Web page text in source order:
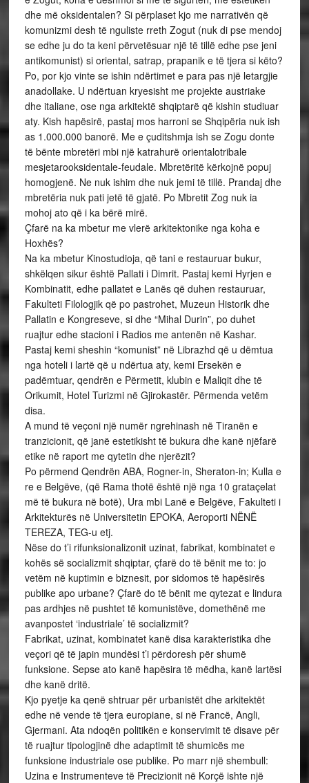
dhe më oksidentalen? Si përplaset kjo me narrativën që
komunizmi desh të nguliste rreth Zogut (nuk di pse mendoj
se edhe ju do ta keni përvetësuar një të tillë edhe pse jeni
antikomunist) si oriental, satrap, prapanik e të tjera si këto?
Po, por kjo vinte se ishin ndërtimet e para pas një letargjie
anadollake. U ndërtuan kryesisht me projekte austriake
dhe italiane, ose nga arkitektë shqiptarë që kishin studiuar
aty. Kish hapësirë, pastaj mos harroni se Shqipëria nuk ish
as 1.000.000 banorë. Me e çuditshmja ish se Zogu donte
të bënte mbretëri mbi një katrahurë orientalotribale
mesjetarooksidentale-feudale. Mbretëritë kërkojnë popuj
homogjenë. Ne nuk ishim dhe nuk jemi të tillë. Prandaj dhe
mbretëria nuk pati jetë të gjatë. Po Mbretit Zog nuk ia
mohoj ato që i ka bërë mirë.
Çfarë na ka mbetur me vlerë arkitektonike nga koha e
Hoxhës?
Na ka mbetur Kinostudioja, që tani e restauruar bukur,
shkëlqen sikur është Pallati i Dimrit. Pastaj kemi Hyrjen e
Kombinatit, edhe pallatet e Lanës që duhen restauruar,
Fakulteti Filologjik që po pastrohet, Muzeun Historik dhe
Pallatin e Kongreseve, si dhe “Mihal Durin”, po duhet
ruajtur edhe stacioni i Radios me antenën në Kashar.
Pastaj kemi sheshin “komunist” në Librazhd që u dëmtua
nga hoteli i lartë që u ndërtua aty, kemi Ersekën e
padëmtuar, qendrën e Përmetit, klubin e Maliqit dhe të
Orikumit, Hotel Turizmi në Gjirokastër. Përmenda vetëm
disa.
A mund të veçoni një numër ngrehinash në Tiranën e
tranzicionit, që janë estetikisht të bukura dhe kanë njëfarë
etike në raport me qytetin dhe njerëzit?
Po përmend Qendrën ABA, Rogner-in, Sheraton-in; Kulla e
re e Belgëve, (që Rama thotë është një nga 10 grataçelat
më të bukura në botë), Ura mbi Lanë e Belgëve, Fakulteti i
Arkitekturës në Universitetin EPOKA, Aeroporti NËNË
TEREZA, TEG-u etj.
Nëse do t’i rifunksionalizonit uzinat, fabrikat, kombinatet e
kohës së socializmit shqiptar, çfarë do të bënit me to: jo
vetëm në kuptimin e biznesit, por sidomos të hapësirës
publike apo urbane? Çfarë do të bënit me qytezat e lindura
pas ardhjes në pushtet të komunistëve, domethënë me
avanpostet ‘industriale’ të socializmit?
Fabrikat, uzinat, kombinatet kanë disa karakteristika dhe
veçori që të japin mundësi t’i përdoresh për shumë
funksione. Sepse ato kanë hapësira të mëdha, kanë lartësi
dhe kanë dritë.
Kjo pyetje ka qenë shtruar për urbanistët dhe arkitektët
edhe në vende të tjera europiane, si në Francë, Angli,
Gjermani. Ata ndoqën politikën e konservimit të disave për
të ruajtur tipologjinë dhe adaptimit të shumicës me
funksione industriale ose publike. Po marr një shembull:
Uzina e Instrumenteve të Precizionit në Korçë ishte një